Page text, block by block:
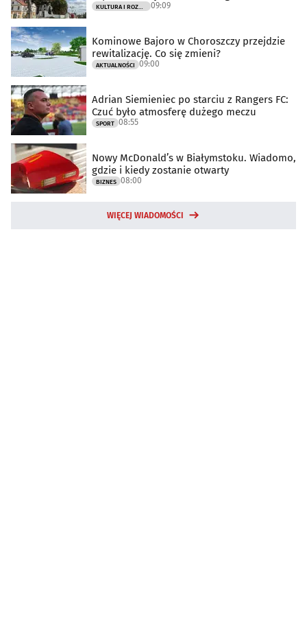
09:09
Kominowe Bajoro w Choroszczy przejdzie
rewitalizację. Co się zmieni?
AKTUALNOŚCI 09:00
Adrian Siemieniec po starciu z Rangers FC:
Czuć było atmosferę dużego meczu
SPORT 08:55
Nowy McDonald’s w Białymstoku. Wiadomo,
gdzie i kiedy zostanie otwarty
BIZNES 08:00
WIĘCEJ WIADOMOŚCI